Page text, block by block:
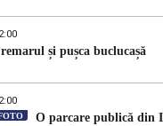
și pușca buclucașă
O parcare publică din